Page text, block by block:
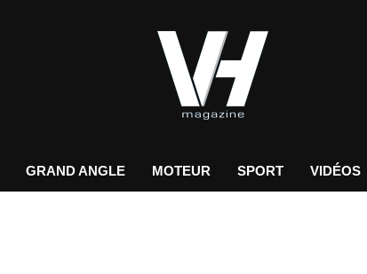
GRAND ANGLE MOTEUR SPORT VIDÉOS